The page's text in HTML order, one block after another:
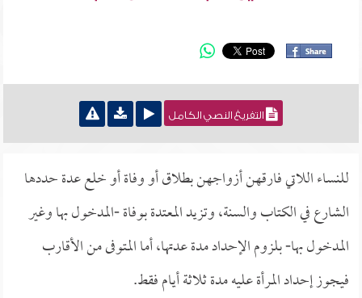
التفريغ النصي الكامل
للنساء اللاتي فارقهن أزواجهن بطلاق أو وفاة أو خلع عدة حددها
الشارع في الكتاب والسنة، وتزيد المعتدة بوفاة -المدخول بها وغير
المدخول بها- بلزوم الإحداد مدة عدتها، أما المتوفى من الأقارب
فيجوز إحداد المرأة عليه مدة ثلاثة أيام فقط.